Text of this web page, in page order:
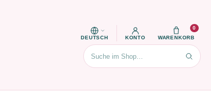
DEUTSCH KONTO WARENKORB
0
Suchen